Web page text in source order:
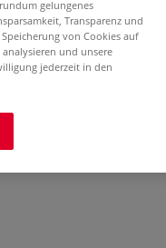
gelungenes
Transparenz und
von Cookies auf
und unsere
jederzeit in den